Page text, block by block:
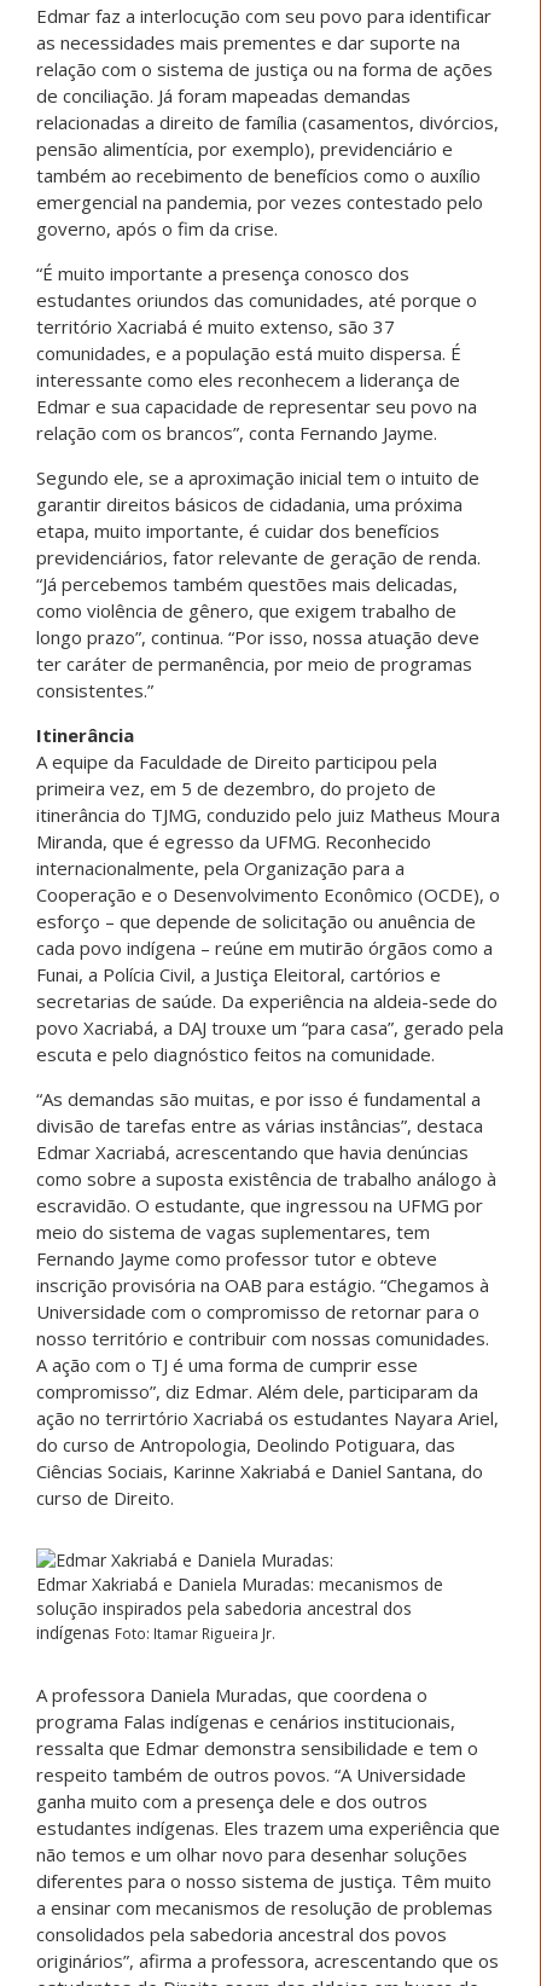
Edmar faz a interlocução com seu povo para identificar
as necessidades mais prementes e dar suporte na
relação com o sistema de justiça ou na forma de ações
de conciliação. Já foram mapeadas demandas
relacionadas a direito de família (casamentos, divórcios,
pensão alimentícia, por exemplo), previdenciário e
também ao recebimento de benefícios como o auxílio
emergencial na pandemia, por vezes contestado pelo
governo, após o fim da crise.
“É muito importante a presença conosco dos
estudantes oriundos das comunidades, até porque o
território Xacriabá é muito extenso, são 37
comunidades, e a população está muito dispersa. É
interessante como eles reconhecem a liderança de
Edmar e sua capacidade de representar seu povo na
relação com os brancos”, conta Fernando Jayme.
Segundo ele, se a aproximação inicial tem o intuito de
garantir direitos básicos de cidadania, uma próxima
etapa, muito importante, é cuidar dos benefícios
previdenciários, fator relevante de geração de renda.
“Já percebemos também questões mais delicadas,
como violência de gênero, que exigem trabalho de
longo prazo”, continua. “Por isso, nossa atuação deve
ter caráter de permanência, por meio de programas
consistentes.”
Itinerância
A equipe da Faculdade de Direito participou pela
primeira vez, em 5 de dezembro, do projeto de
itinerância do TJMG, conduzido pelo juiz Matheus Moura
Miranda, que é egresso da UFMG. Reconhecido
internacionalmente, pela Organização para a
Cooperação e o Desenvolvimento Econômico (OCDE), o
esforço – que depende de solicitação ou anuência de
cada povo indígena – reúne em mutirão órgãos como a
Funai, a Polícia Civil, a Justiça Eleitoral, cartórios e
secretarias de saúde. Da experiência na aldeia-sede do
povo Xacriabá, a DAJ trouxe um “para casa”, gerado pela
escuta e pelo diagnóstico feitos na comunidade.
“As demandas são muitas, e por isso é fundamental a
divisão de tarefas entre as várias instâncias”, destaca
Edmar Xacriabá, acrescentando que havia denúncias
como sobre a suposta existência de trabalho análogo à
escravidão. O estudante, que ingressou na UFMG por
meio do sistema de vagas suplementares, tem
Fernando Jayme como professor tutor e obteve
inscrição provisória na OAB para estágio. “Chegamos à
Universidade com o compromisso de retornar para o
nosso território e contribuir com nossas comunidades.
A ação com o TJ é uma forma de cumprir esse
compromisso”, diz Edmar. Além dele, participaram da
ação no terrirtório Xacriabá os estudantes Nayara Ariel,
do curso de Antropologia, Deolindo Potiguara, das
Ciências Sociais, Karinne Xakriabá e Daniel Santana, do
curso de Direito.
Edmar Xakriabá e Daniela Muradas: mecanismos de
solução inspirados pela sabedoria ancestral dos
indígenas Foto: Itamar Rigueira Jr.
A professora Daniela Muradas, que coordena o
programa Falas indígenas e cenários institucionais,
ressalta que Edmar demonstra sensibilidade e tem o
respeito também de outros povos. “A Universidade
ganha muito com a presença dele e dos outros
estudantes indígenas. Eles trazem uma experiência que
não temos e um olhar novo para desenhar soluções
diferentes para o nosso sistema de justiça. Têm muito
a ensinar com mecanismos de resolução de problemas
consolidados pela sabedoria ancestral dos povos
originários”, afirma a professora, acrescentando que os